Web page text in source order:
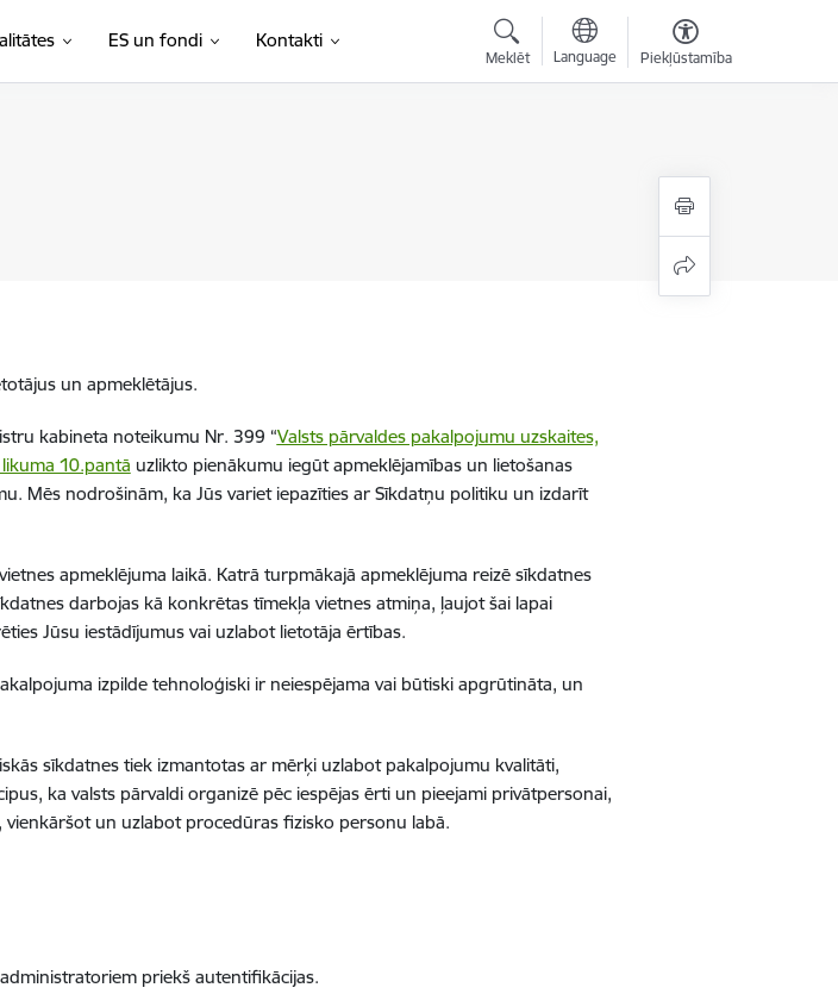
ES un fondi Kontakti
Meklēt Language Piekļūstamība
un apmeklētājus.
kabineta noteikumu Nr. 399 “Valsts pārvaldes pakalpojumu uzskaites,
10.pantā uzlikto pienākumu iegūt apmeklējamības un lietošanas
Mēs nodrošinām, ka Jūs variet iepazīties ar Sīkdatņu politiku un izdarīt
apmeklējuma laikā. Katrā turpmākajā apmeklējuma reizē sīkdatnes
darbojas kā konkrētas tīmekļa vietnes atmiņa, ļaujot šai lapai
Jūsu iestādījumus vai uzlabot lietotāja ērtības.
izpilde tehnoloģiski ir neiespējama vai būtiski apgrūtināta, un
sīkdatnes tiek izmantotas ar mērķi uzlabot pakalpojumu kvalitāti,
ka valsts pārvaldi organizē pēc iespējas ērti un pieejami privātpersonai,
un uzlabot procedūras fizisko personu labā.
priekš autentifikācijas.